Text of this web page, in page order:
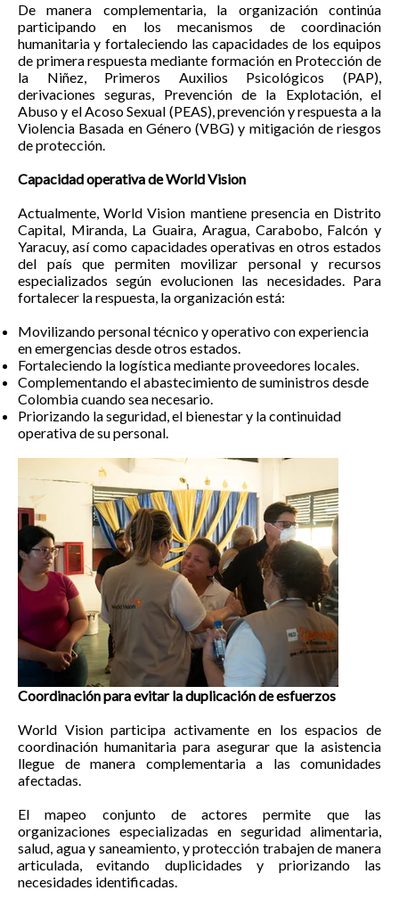
De manera complementaria, la organización continúa
participando en los mecanismos de coordinación
humanitaria y fortaleciendo las capacidades de los equipos
de primera respuesta mediante formación en Protección de
la Niñez, Primeros Auxilios Psicológicos (PAP),
derivaciones seguras, Prevención de la Explotación, el
Abuso y el Acoso Sexual (PEAS), prevención y respuesta a la
Violencia Basada en Género (VBG) y mitigación de riesgos
de protección.
Capacidad operativa de World Vision
Actualmente, World Vision mantiene presencia en Distrito
Capital, Miranda, La Guaira, Aragua, Carabobo, Falcón y
Yaracuy, así como capacidades operativas en otros estados
del país que permiten movilizar personal y recursos
especializados según evolucionen las necesidades. Para
fortalecer la respuesta, la organización está:
Movilizando personal técnico y operativo con experiencia
en emergencias desde otros estados.
Fortaleciendo la logística mediante proveedores locales.
Complementando el abastecimiento de suministros desde
Colombia cuando sea necesario.
Priorizando la seguridad, el bienestar y la continuidad
operativa de su personal.
Coordinación para evitar la duplicación de esfuerzos
World Vision participa activamente en los espacios de
coordinación humanitaria para asegurar que la asistencia
llegue de manera complementaria a las comunidades
afectadas.
El mapeo conjunto de actores permite que las
organizaciones especializadas en seguridad alimentaria,
salud, agua y saneamiento, y protección trabajen de manera
articulada, evitando duplicidades y priorizando las
necesidades identificadas.